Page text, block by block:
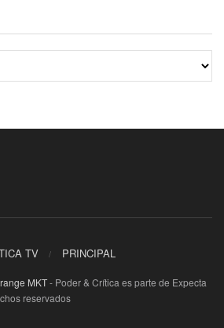
TV PRINCIPAL
MKT- Poder & Crítica es parte de Expecta
reservados